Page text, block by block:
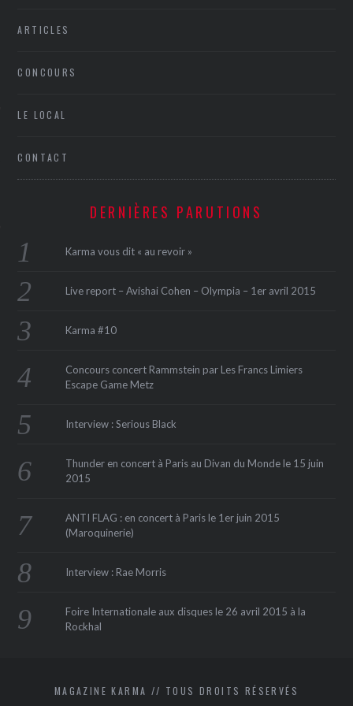
SOCIAUX
ARTICLES
CONCOURS
LE LOCAL
CONTACT
DERNIÈRES PARUTIONS
Karma vous dit « au revoir »
Live report – Avishai Cohen – Olympia – 1er avril 2015
Karma #10
Concours concert Rammstein par Les Francs Limiers
Escape Game Metz
Interview : Serious Black
Thunder en concert à Paris au Divan du Monde le 15 juin
2015
ANTI FLAG : en concert à Paris le 1er juin 2015
(Maroquinerie‏)
Interview : Rae Morris
Foire Internationale aux disques le 26 avril 2015 à la
Rockhal
MAGAZINE KARMA // TOUS DROITS RÉSERVÉS